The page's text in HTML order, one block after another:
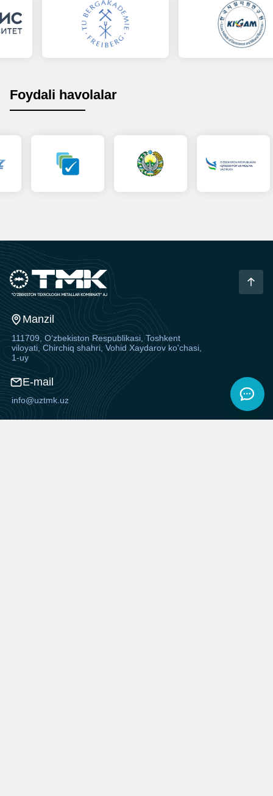
Foydali havolalar
Manzil
111709, O‘zbekiston Respublikasi, Toshkent
viloyati, Chirchiq shahri, Vohid Xaydarov ko'chasi,
1-uy
E-mail
info@uztmk.uz